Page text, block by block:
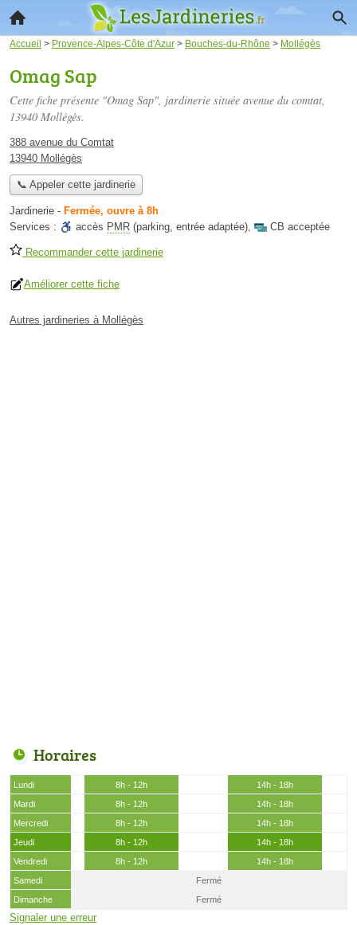
Accueil > Provence-Alpes-Côte d'Azur > Bouches-du-Rhône > Mollégès
Omag Sap
Cette fiche présente "Omag Sap", jardinerie située avenue du comtat,
13940 Mollégès.
388 avenue du Comtat
13940 Mollégès
📞 Appeler cette jardinerie
Jardinerie - Fermée, ouvre à 8h
Services :
accès PMR (parking, entrée adaptée), CB acceptée
Recommander cette jardinerie
Améliorer cette fiche
Autres jardineries à Mollégès
Horaires
Lundi 8h - 12h
14h - 18h
Mardi
8h - 12h
14h - 18h
Mercredi
8h - 12h
14h - 18h
Jeudi
8h - 12h
14h - 18h
Vendredi
8h - 12h
14h - 18h
Samedi
Fermé
Dimanche
Fermé
Signaler une erreur